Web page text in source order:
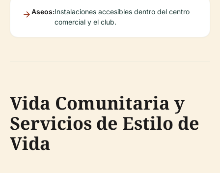
Aseos:Instalaciones accesibles dentro del centro
comercial y el club.
Vida Comunitaria y
Servicios de Estilo de
Vida